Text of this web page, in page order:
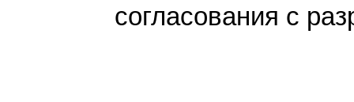
согласования с